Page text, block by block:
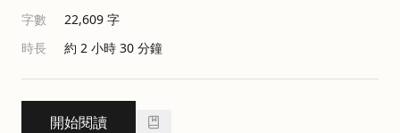
字數
22,609 字
時長
約 2 小時 30 分鐘
開始閱讀